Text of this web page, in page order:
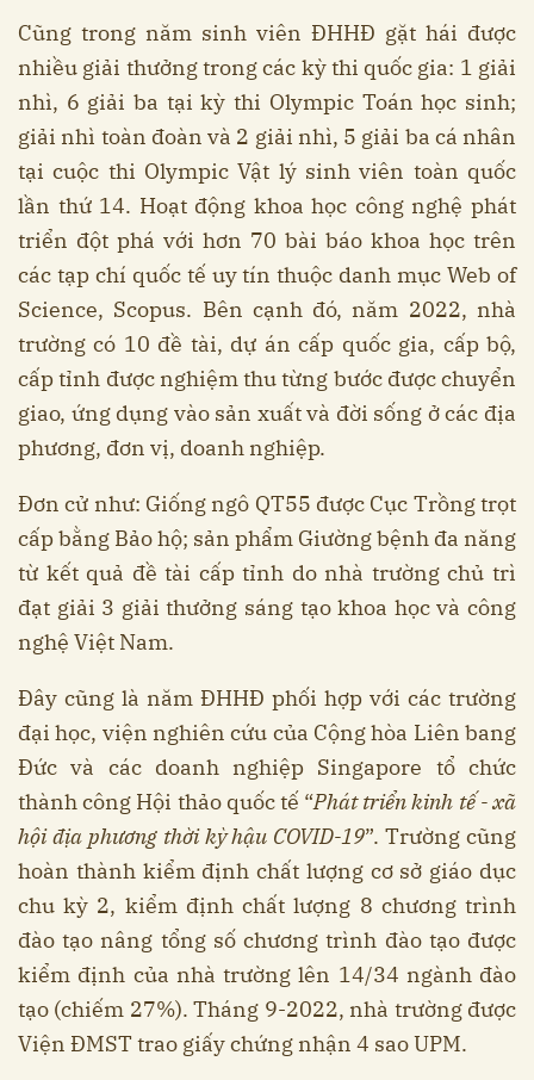
Cũng trong năm sinh viên ĐHHĐ gặt hái được
nhiều giải thưởng trong các kỳ thi quốc gia: 1 giải
nhì, 6 giải ba tại kỳ thi Olympic Toán học sinh;
giải nhì toàn đoàn và 2 giải nhì, 5 giải ba cá nhân
tại cuộc thi Olympic Vật lý sinh viên toàn quốc
lần thứ 14. Hoạt động khoa học công nghệ phát
triển đột phá với hơn 70 bài báo khoa học trên
các tạp chí quốc tế uy tín thuộc danh mục Web of
Science, Scopus. Bên cạnh đó, năm 2022, nhà
trường có 10 đề tài, dự án cấp quốc gia, cấp bộ,
cấp tỉnh được nghiệm thu từng bước được chuyển
giao, ứng dụng vào sản xuất và đời sống ở các địa
phương, đơn vị, doanh nghiệp.
Đơn cử như: Giống ngô QT55 được Cục Trồng trọt
cấp bằng Bảo hộ; sản phẩm Giường bệnh đa năng
từ kết quả đề tài cấp tỉnh do nhà trường chủ trì
đạt giải 3 giải thưởng sáng tạo khoa học và công
nghệ Việt Nam.
Đây cũng là năm ĐHHĐ phối hợp với các trường
đại học, viện nghiên cứu của Cộng hòa Liên bang
Đức và các doanh nghiệp Singapore tổ chức
thành công Hội thảo quốc tế “Phát triển kinh tế - xã
hội địa phương thời kỳ hậu COVID-19”. Trường cũng
hoàn thành kiểm định chất lượng cơ sở giáo dục
chu kỳ 2, kiểm định chất lượng 8 chương trình
đào tạo nâng tổng số chương trình đào tạo được
kiểm định của nhà trường lên 14/34 ngành đào
tạo (chiếm 27%). Tháng 9-2022, nhà trường được
Viện ĐMST trao giấy chứng nhận 4 sao UPM.